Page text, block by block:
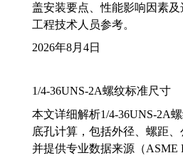
盖安装要点、性能影响因素
工程技术人员参考。
2026年8月4日
1/4-36UNS-2A螺纹标准尺寸
本文详细解析1/4-36UNS-2A
底孔计算，包括外径、螺距、
并提供专业数据来源（ASME